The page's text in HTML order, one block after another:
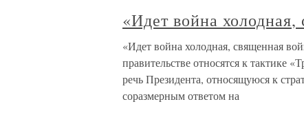
«Идет война
«Идет война холодная, священная
правительстве относятся к тактике
речь Президента, относящуюся к
соразмерным ответом на